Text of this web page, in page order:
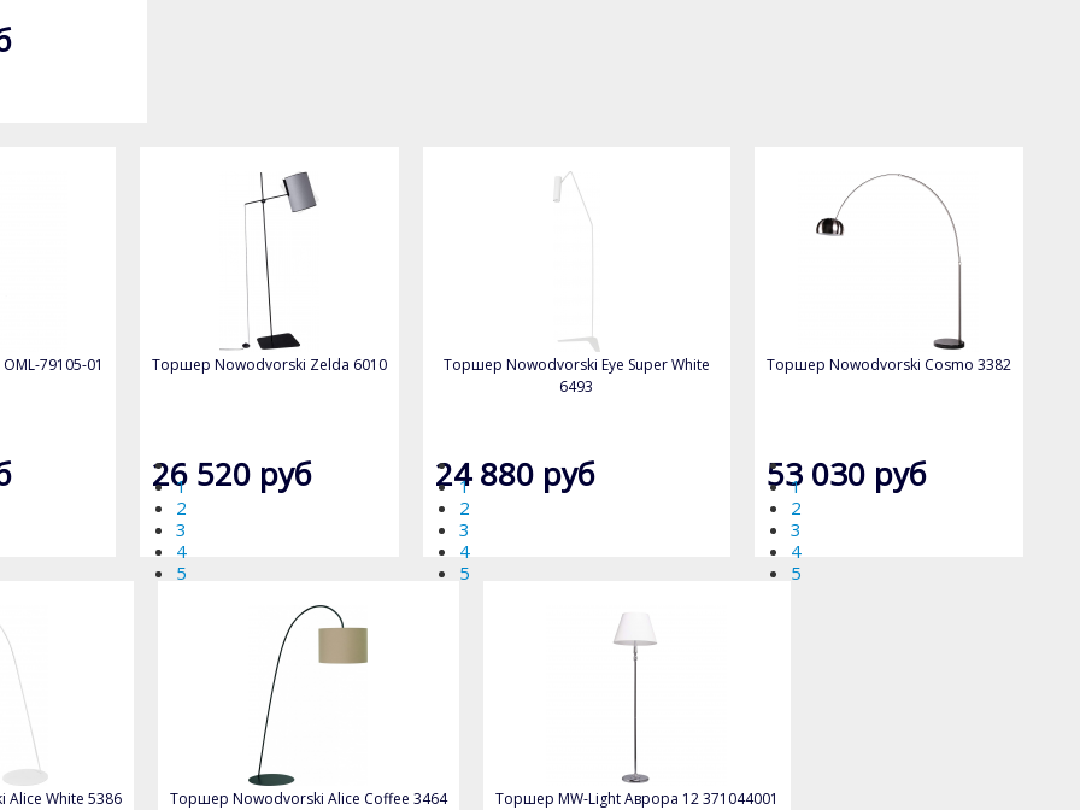
79105-01 Торшер Nowodvorski Zelda 6010
26 520 руб
1
2
3
4
5
Торшер Nowodvorski Eye Super White
6493
24 880 руб
1
2
3
4
5
Торшер Nowodvorski Cosmo 3382
53 030 руб
1
2
3
4
5
White 5386 Торшер Nowodvorski Alice Coffee 3464 Торшер MW-Light Аврора 12 371044001